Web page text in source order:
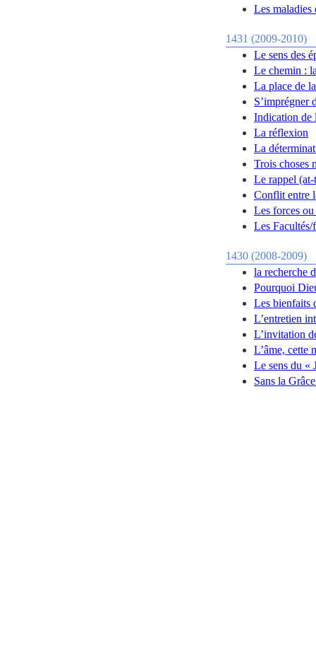
Les
1431 (2009-2010)
Le sens des
Le chemin :
La place de
S’imprégner
Indication de
La réflexion
La
Trois choses
Le rappel
Conflit entre
Les forces
Les Facultés/
1430 (2008-2009)
la recherche
Pourquoi
Les bienfaits
L’entretien
L’invitation
L’âme, cette
Le sens du «
Sans la